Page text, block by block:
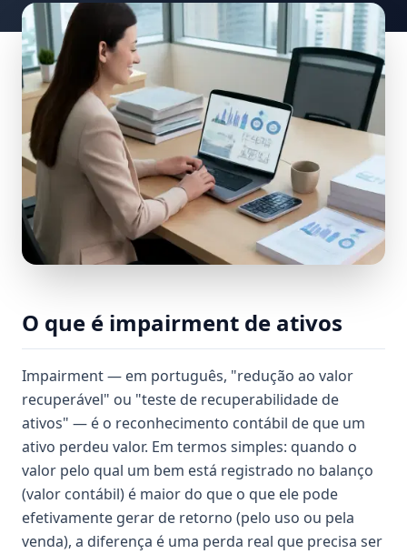
O que é impairment de ativos
Impairment — em português, "redução ao valor
recuperável" ou "teste de recuperabilidade de
ativos" — é o reconhecimento contábil de que um
ativo perdeu valor. Em termos simples: quando o
valor pelo qual um bem está registrado no balanço
(valor contábil) é maior do que o que ele pode
efetivamente gerar de retorno (pelo uso ou pela
venda), a diferença é uma perda real que precisa ser